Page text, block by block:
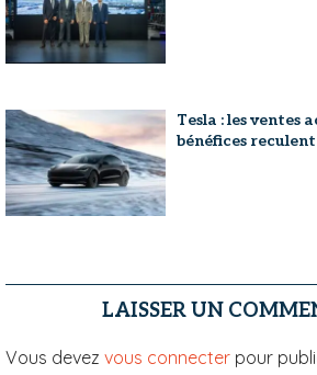
Tesla : les ventes
bénéfices reculent
LAISSER UN
Vous devez vous connecter pour